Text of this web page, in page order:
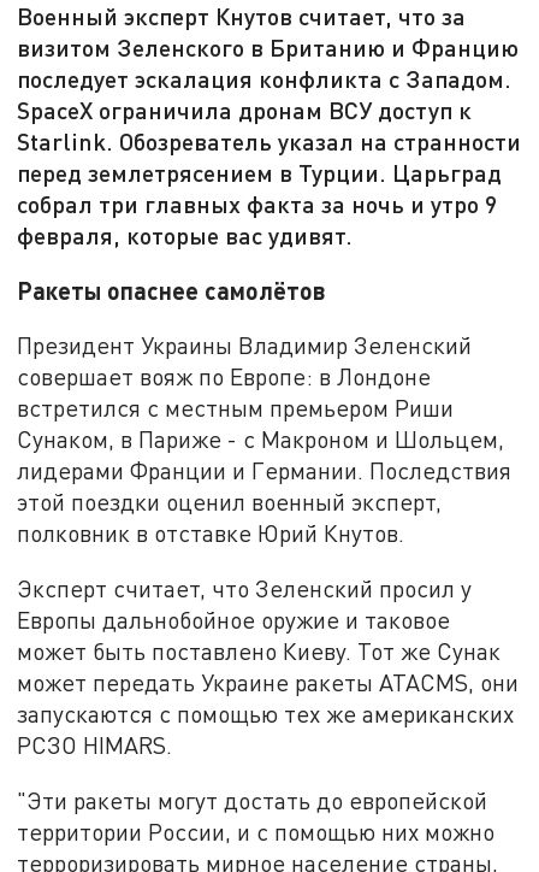
Военный эксперт Кнутов считает, что за
визитом Зеленского в Британию и Францию
последует эскалация конфликта с Западом.
SpaceX ограничила дронам ВСУ доступ к
Starlink. Обозреватель указал на странности
перед землетрясением в Турции. Царьград
собрал три главных факта за ночь и утро 9
февраля, которые вас удивят.
Ракеты опаснее самолётов
Президент Украины Владимир Зеленский
совершает вояж по Европе: в Лондоне
встретился с местным премьером Риши
Сунаком, в Париже - с Макроном и Шольцем,
лидерами Франции и Германии. Последствия
этой поездки оценил военный эксперт,
полковник в отставке Юрий Кнутов.
Эксперт считает, что Зеленский просил у
Европы дальнобойное оружие и таковое
может быть поставлено Киеву. Тот же Сунак
может передать Украине ракеты ATACMS, они
запускаются с помощью тех же американских
РСЗО HIMARS.
"Эти ракеты могут достать до европейской
территории России, и с помощью них можно
терроризировать мирное население страны,